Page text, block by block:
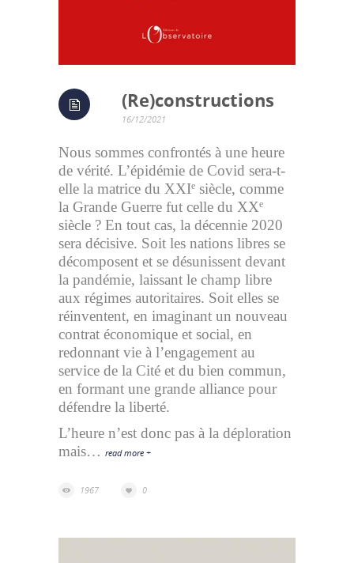
(Re)constructions
16/12/2021
Nous sommes confrontés à une heure
de vérité. L’épidémie de Covid sera-t-
elle la matrice du XXIe siècle, comme
la Grande Guerre fut celle du XXe
siècle ? En tout cas, la décennie 2020
sera décisive. Soit les nations libres se
décomposent et se désunissent devant
la pandémie, laissant le champ libre
aux régimes autoritaires. Soit elles se
réinventent, en imaginant un nouveau
contrat économique et social, en
redonnant vie à l’engagement au
service de la Cité et du bien commun,
en formant une grande alliance pour
défendre la liberté.
L’heure n’est donc pas à la déploration
mais… read more +
1967 0